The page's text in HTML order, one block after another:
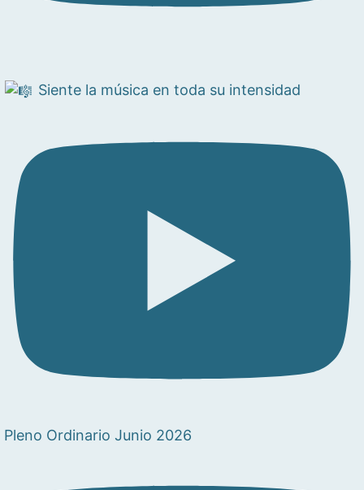
Siente la música en toda su intensidad
Pleno Ordinario Junio 2026